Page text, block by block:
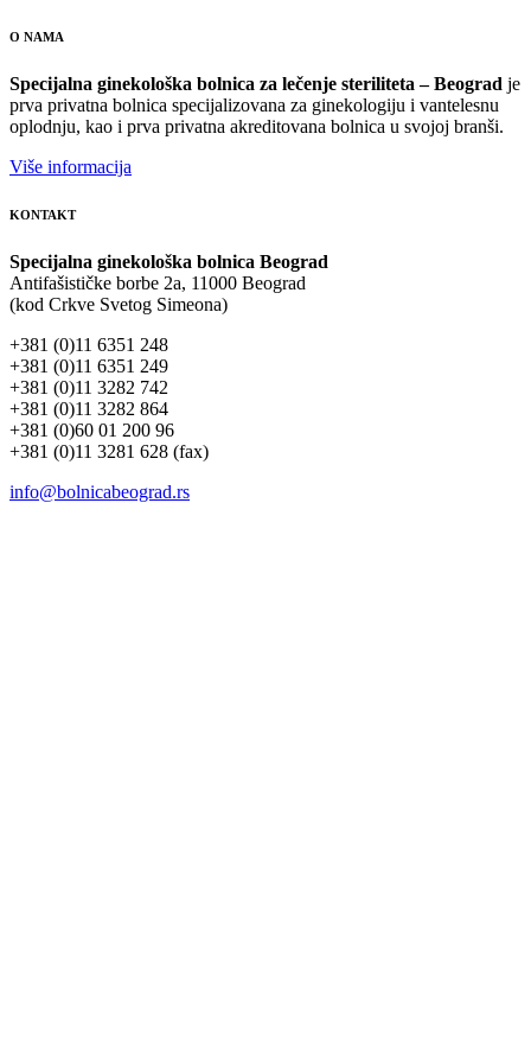
O NAMA
Specijalna ginekološka bolnica za lečenje steriliteta – Beograd je
prva privatna bolnica specijalizovana za ginekologiju i vantelesnu
oplodnju, kao i prva privatna akreditovana bolnica u svojoj branši.
Više informacija
KONTAKT
Specijalna ginekološka bolnica Beograd
Antifašističke borbe 2a, 11000 Beograd
(kod Crkve Svetog Simeona)
+381 (0)11 6351 248
+381 (0)11 6351 249
+381 (0)11 3282 742
+381 (0)11 3282 864
+381 (0)60 01 200 96
+381 (0)11 3281 628 (fax)
info@bolnicabeograd.rs